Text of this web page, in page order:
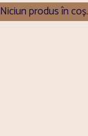
Niciun produs în coș.